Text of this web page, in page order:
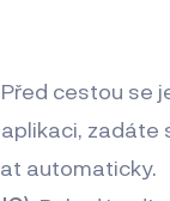
Před cestou se
automaticky.